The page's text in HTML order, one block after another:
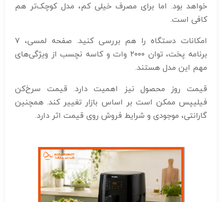
خواهد بود. اما برای مصرف خیلی کم، مدل کوچک‌تر هم
کافی است.
امکانات دستگاه را هم بررسی کنید. صفحه لمسی، ۷
برنامه پخت، توان ۲۰۰۰ وات و کاسه نچسب از ویژگی‌های
مهم این مدل هستند.
قیمت روز محصول نیز اهمیت دارد. قیمت سرخ‌کن
فیلیپس ممکن است بر اساس بازار تغییر کند. همچنین
گارانتی، موجودی و شرایط فروش روی قیمت اثر دارد.